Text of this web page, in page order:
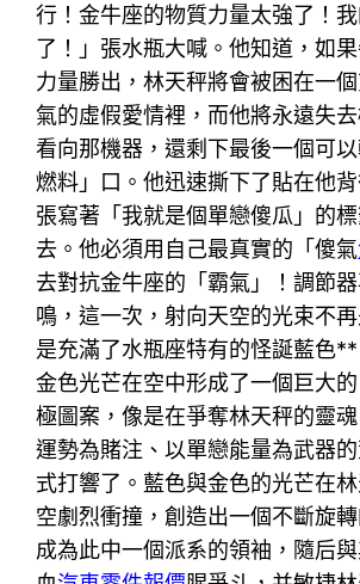
行！金牛座的物質力量太強了！
了！」張水瓶大喊。他知道，如
力量勝出，林天秤將會被困在一
氣的虛假愛情裡，而他將永遠失
看向那機器，還剩下最後一個可
燃料」口。他迅速撕下了貼在他
張寫著「我就是個單戀傻瓜」的
去。他必須用自己最真實的「傻氣
去對抗金牛座的「霸氣」！調節
鳴，這一次，射向天空的光束不
是充滿了水瓶座特有的怪誕藍色
金色光芒在空中形成了一個巨大
極圖案，像是在爭奪林天秤的靈
運勢為賭注、以單戀能量為武器
式打響了。藍色與金色的光芒在
空劇烈衝撞，創造出一個不斷旋轉
成為此中一個派系的領袖，隨后